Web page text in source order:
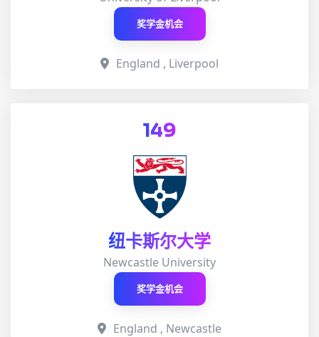
奖学金机会
England , Liverpool
149
纽卡斯尔大学
Newcastle University
奖学金机会
England , Newcastle